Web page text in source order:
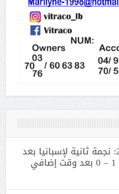
نهائي مونديال 2026: نجمة ثانية لإسبانيا بعد